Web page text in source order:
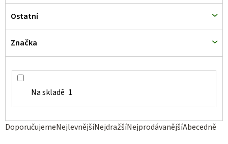
Ř
DoporučujemeNejlevnějšíNejdražšíNejprodávanějšíAbecedně
Na skladě 1
Ostatní
Značka
t
ů